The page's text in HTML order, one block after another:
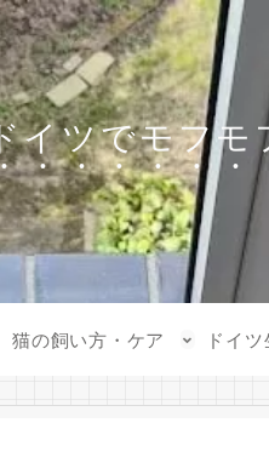
イツでモフモ
猫の飼い方・ケア ドイ